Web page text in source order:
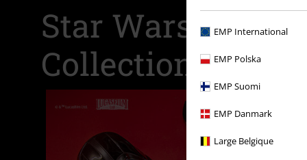
EMP International
EMP Polska
EMP Suomi
EMP Danmark
Large Belgique
Star Wars Dark
Collection